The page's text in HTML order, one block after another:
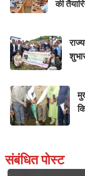
की
संबंधित पोस्ट